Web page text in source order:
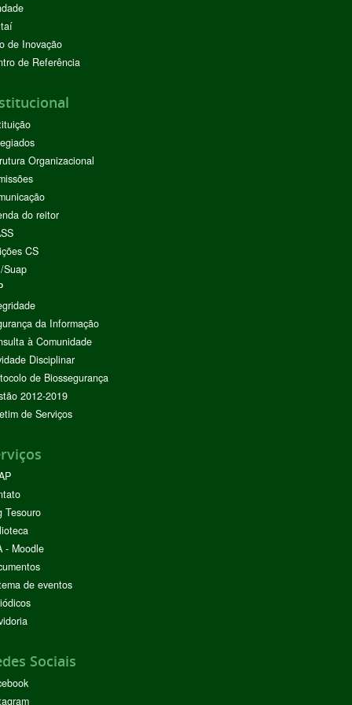
de Inovação
de Referência
Organizacional
do reitor
CS
Suap
da Informação
à Comunidade
Disciplinar
de Biossegurança
2012-2019
de Serviços
Tesouro
- Moodle
de eventos
Sociais